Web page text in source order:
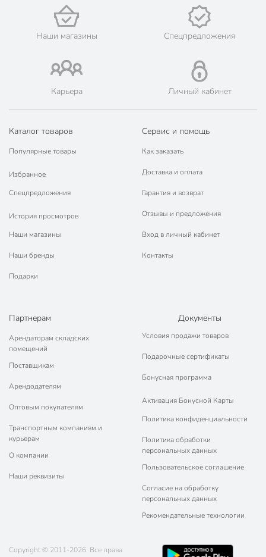
Luna
Вес в упаковке
2.03 кг
Наши магазины Спецпредложения
Карьера Личный кабинет
Каталог товаров
Популярные товары
Избранное
Спецпредложения
История просмотров
Наши магазины
Наши бренды
Подарки
Сервис и помощь
Как заказать
Доставка и оплата
Гарантия и возврат
Отзывы и предложения
Вход в личный кабинет
Контакты
Партнерам
Арендаторам складских
помещений
Поставщикам
Арендодателям
Оптовым покупателям
Транспортным компаниям и
курьерам
О компании
Наши реквизиты
Документы
Условия продажи товаров
Подарочные сертификаты
Бонусная программа
Активация Бонусной Карты
Политика конфиденциальности
Политика обработки
персональных данных
Пользовательское соглашение
Согласие на обработку
персональных данных
Рекомендательные технологии
Copyright © 2011-2026. Все права